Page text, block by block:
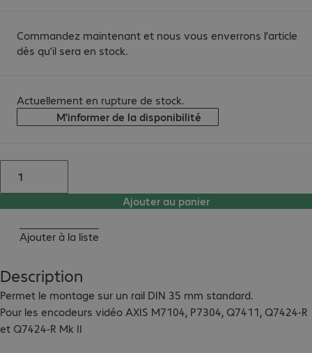
Commandez maintenant et nous vous enverrons l’article
dès qu’il sera en stock.
Actuellement en rupture de stock.
M'informer de la disponibilité
Ajouter au panier
Ajouter à la liste
Description
Permet le montage sur un rail DIN 35 mm standard.
Pour les encodeurs vidéo AXIS M7104, P7304, Q7411, Q7424-R
et Q7424-R Mk II